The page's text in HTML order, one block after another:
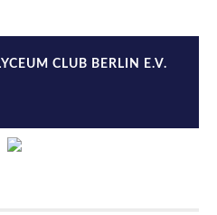
CLUB BERLIN E.V.